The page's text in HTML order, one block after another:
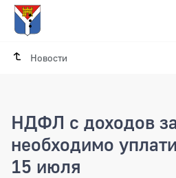
Новости
НДФЛ с доходов
необходимо
15 июля